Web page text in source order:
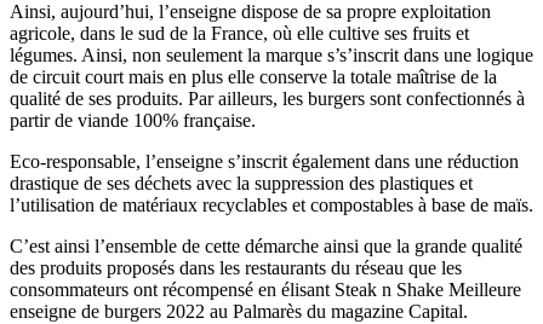
Ainsi, aujourd’hui, l’enseigne dispose de sa propre exploitation
agricole, dans le sud de la France, où elle cultive ses fruits et
légumes. Ainsi, non seulement la marque s’s’inscrit dans une logique
de circuit court mais en plus elle conserve la totale maîtrise de la
qualité de ses produits. Par ailleurs, les burgers sont confectionnés à
partir de viande 100% française.
Eco-responsable, l’enseigne s’inscrit également dans une réduction
drastique de ses déchets avec la suppression des plastiques et
l’utilisation de matériaux recyclables et compostables à base de maïs.
C’est ainsi l’ensemble de cette démarche ainsi que la grande qualité
des produits proposés dans les restaurants du réseau que les
consommateurs ont récompensé en élisant Steak n Shake Meilleure
enseigne de burgers 2022 au Palmarès du magazine Capital.